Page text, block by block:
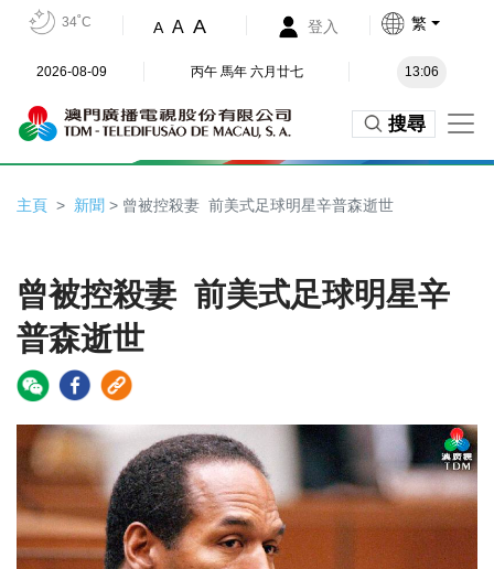
34˚C A A A 登入 繁
2026-08-09 丙午 馬年 六月廿七 13:06
搜尋
主頁 新聞 > 曾被控殺妻 前美式足球明星辛普森逝世
曾被控殺妻 前美式足球明星辛
普森逝世